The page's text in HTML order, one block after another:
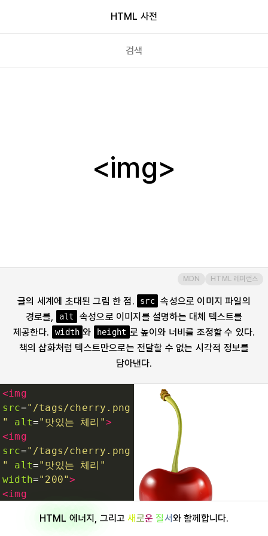
HTML 사전
i
iframe
img
ins
kbd
label
link
main
글의 세계에 초대된 그림 한 점. src 속성으로 이미지 파일의
경로를,
alt
속성으로 이미지를 설명하는 대체 텍스트를
제공한다.
width 와 height 로 높이와 너비를 조정할 수 있다.
책의 삽화처럼 텍스트만으로는 전달할 수 없는 시각적 정보를
담아낸다.
MDN HTML 레퍼런스
<img
src="/tags/cherry.png
"
alt="맛있는 체리">
<img
src="/tags/cherry.png
"
alt="맛있는 체리"
width="200">
<img
"맛있는 체리"
HTML 에너지 , 그리고새로운 질서와 함께합니다.